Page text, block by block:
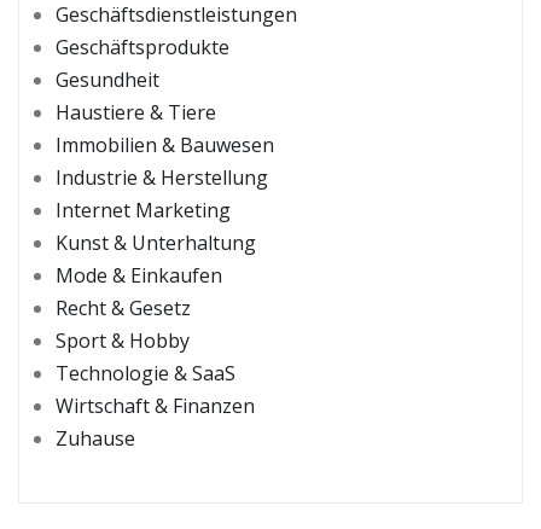
Geschäftsdienstleistungen
Geschäftsprodukte
Gesundheit
Haustiere & Tiere
Immobilien & Bauwesen
Industrie & Herstellung
Internet Marketing
Kunst & Unterhaltung
Mode & Einkaufen
Recht & Gesetz
Sport & Hobby
Technologie & SaaS
Wirtschaft & Finanzen
Zuhause